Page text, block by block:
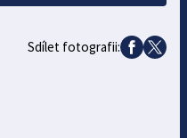
Sdílet fotografii: